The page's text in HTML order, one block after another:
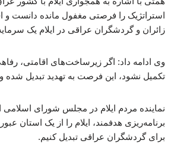
استراتژیک را فرصتی مغفول مانده دانست و
زائران و گردشگران عراقی در ایلام یک
وی ادامه داد: اگر زیرساخت‌های اقامتی،
تکمیل نشود، این فرصت به تهدید تبدیل
نماینده مردم ایلام در مجلس شورای اسلامی
برنامه‌ریزی هدفمند، ایلام را از یک استان
برای گردشگران عراقی تبدیل کنیم.